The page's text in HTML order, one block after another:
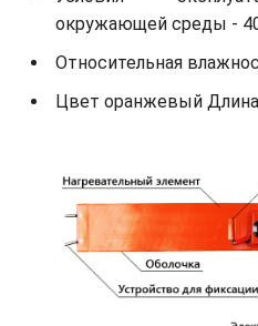
окружающей среды - 40
Относительная
Цвет оранжевый Длина